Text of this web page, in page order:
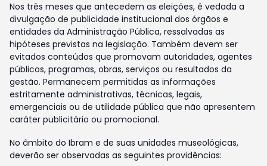
Nos três meses que antecedem as eleições, é vedada a
divulgação de publicidade institucional dos órgãos e
entidades da Administração Pública, ressalvadas as
hipóteses previstas na legislação. Também devem ser
evitados conteúdos que promovam autoridades, agentes
públicos, programas, obras, serviços ou resultados da
gestão. Permanecem permitidas as informações
estritamente administrativas, técnicas, legais,
emergenciais ou de utilidade pública que não apresentem
caráter publicitário ou promocional.
No âmbito do Ibram e de suas unidades museológicas,
deverão ser observadas as seguintes providências: